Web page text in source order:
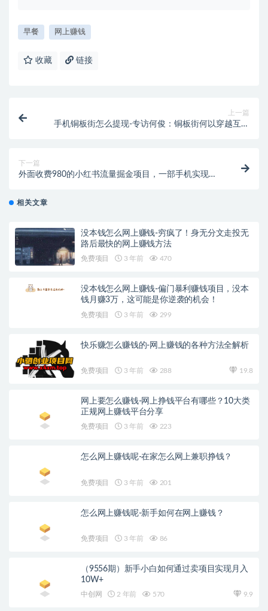
早餐 网上赚钱
收藏 链接
上一篇
手机铜板街怎么提现-专访何俊：铜板街何以穿越互金
下一篇
外面收费980的小红书流量掘金项目，一部手机实现月
相关文章
没本钱怎么网上赚钱-穷疯了！身无分文走投无
路后最快的网上赚钱方法
免费项目 3 年前 470
没本钱怎么网上赚钱-偏门暴利赚钱项目，没本
钱月赚3万，这可能是你逆袭的机会！
免费项目 3 年前 299
快乐赚怎么赚钱的-网上赚钱的各种方法全解析
免费项目 3 年前 288 19.8
网上要怎么赚钱-网上挣钱平台有哪些？10大类
正规网上赚钱平台分享
免费项目 3 年前 223
怎么网上赚钱呢-在家怎么网上兼职挣钱？
免费项目 3 年前 201
怎么网上赚钱呢-新手如何在网上赚钱？
免费项目 3 年前 86
（9556期）新手小白如何通过卖项目实现月入
10W+
中创网 2 年前 570 9.9